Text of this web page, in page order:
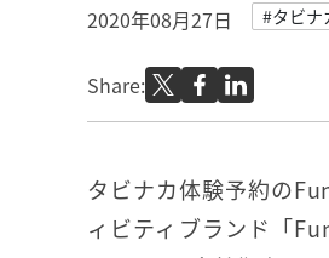
2020年08月27日 #タビナ
Share:
タビナカ体験予約の
ィビティブランド「